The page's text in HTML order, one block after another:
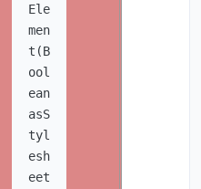
Ele
men
t(B
ool
ean
asS
tyl
esh
eet